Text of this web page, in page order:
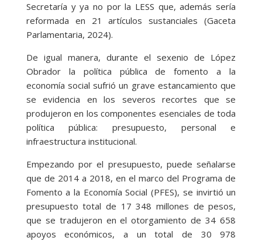
Secretaría y ya no por la LESS que, además sería
reformada en 21 artículos sustanciales (Gaceta
Parlamentaria, 2024).
De igual manera, durante el sexenio de López
Obrador la política pública de fomento a la
economía social sufrió un grave estancamiento que
se evidencia en los severos recortes que se
produjeron en los componentes esenciales de toda
política pública: presupuesto, personal e
infraestructura institucional.
Empezando por el presupuesto, puede señalarse
que de 2014 a 2018, en el marco del Programa de
Fomento a la Economía Social (PFES), se invirtió un
presupuesto total de 17 348 millones de pesos,
que se tradujeron en el otorgamiento de 34 658
apoyos económicos, a un total de 30 978